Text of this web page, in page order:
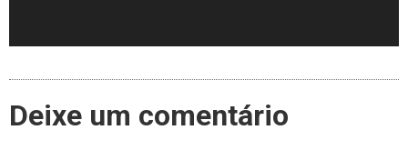
Deixe um comentário